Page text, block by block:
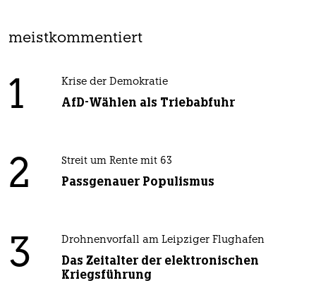
meistkommentiert
1 Krise der Demokratie
AfD-Wählen als Triebabfuhr
2 Streit um Rente mit 63
Passgenauer Populismus
3 Drohnenvorfall am Leipziger Flughafen
Das Zeitalter der elektronischen
Kriegsführung